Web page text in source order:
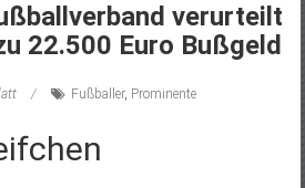
verurteilt
22.500 Euro Bußgeld
Fußballer, Prominente